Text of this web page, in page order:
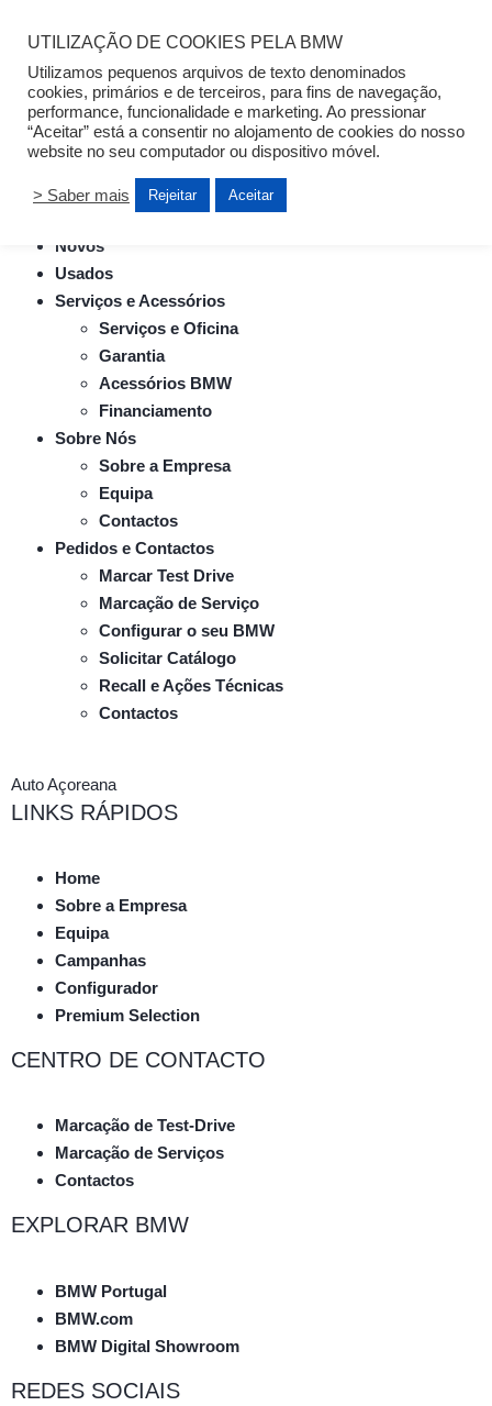
Auto Açoreana
Home
Campanhas
Novos
Usados
Serviços e Acessórios
Serviços e Oficina
Garantia
Acessórios BMW
Financiamento
Sobre Nós
Sobre a Empresa
Equipa
Contactos
Pedidos e Contactos
Marcar Test Drive
Marcação de Serviço
Configurar o seu BMW
Solicitar Catálogo
Recall e Ações Técnicas
Contactos
Auto Açoreana
LINKS RÁPIDOS
Home
Sobre a Empresa
Equipa
Campanhas
Configurador
Premium Selection
CENTRO DE CONTACTO
Marcação de Test-Drive
Marcação de Serviços
Contactos
EXPLORAR BMW
BMW Portugal
BMW.com
BMW Digital Showroom
REDES SOCIAIS
UTILIZAÇÃO DE COOKIES PELA BMW
Utilizamos pequenos arquivos de texto denominados
cookies, primários e de terceiros, para fins de navegação,
performance, funcionalidade e marketing. Ao pressionar
“Aceitar” está a consentir no alojamento de cookies do nosso
website no seu computador ou dispositivo móvel.
> Saber mais Rejeitar Aceitar